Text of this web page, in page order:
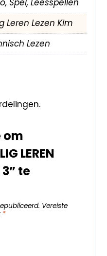
Leren Lezen Kim
Lezen
om
LEREN
3” te
Vereiste
*